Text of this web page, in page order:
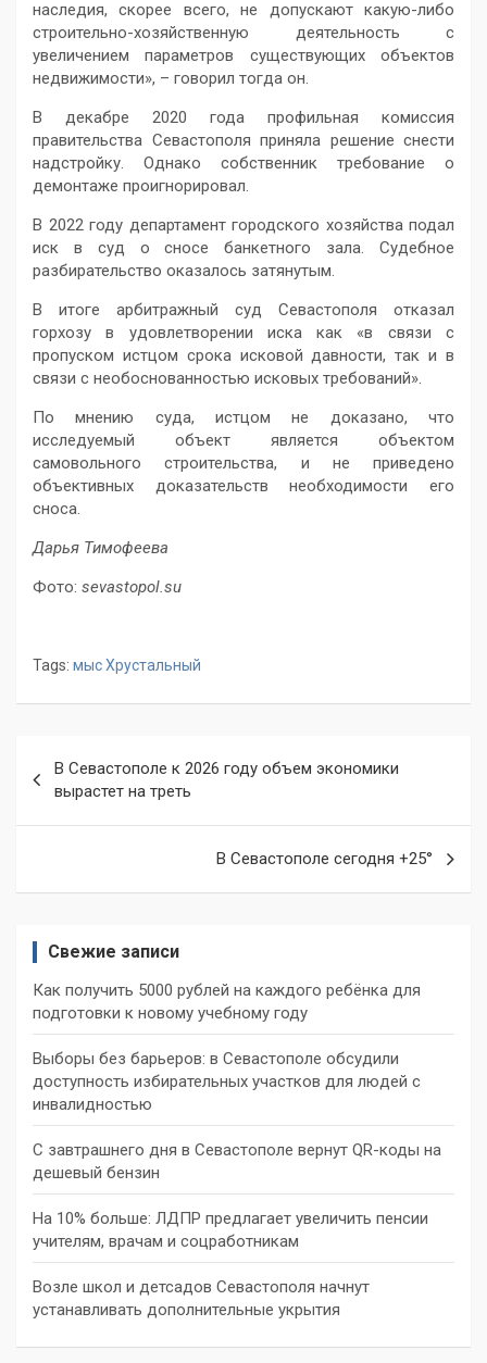
наследия, скорее всего, не допускают какую-либо
строительно-хозяйственную деятельность с
увеличением параметров существующих объектов
недвижимости», – говорил тогда он.
В декабре 2020 года профильная комиссия
правительства Севастополя приняла решение снести
надстройку. Однако собственник требование о
демонтаже проигнорировал.
В 2022 году департамент городского хозяйства подал
иск в суд о сносе банкетного зала. Судебное
разбирательство оказалось затянутым.
В итоге арбитражный суд Севастополя отказал
горхозу в удовлетворении иска как «в связи с
пропуском истцом срока исковой давности, так и в
связи с необоснованностью исковых требований».
По мнению суда, истцом не доказано, что
исследуемый объект является объектом
самовольного строительства, и не приведено
объективных доказательств необходимости его
сноса.
Дарья Тимофеева
Фото: sevastopol.su
Tags: мыс Хрустальный
по
записям
В Севастополе к 2026 году объем экономики
вырастет на треть
В Севастополе сегодня +25°
Свежие записи
Как получить 5000 рублей на каждого ребёнка для
подготовки к новому учебному году
Выборы без барьеров: в Севастополе обсудили
доступность избирательных участков для людей с
инвалидностью
С завтрашнего дня в Севастополе вернут QR-коды на
дешевый бензин
На 10% больше: ЛДПР предлагает увеличить пенсии
учителям, врачам и соцработникам
Возле школ и детсадов Севастополя начнут
устанавливать дополнительные укрытия